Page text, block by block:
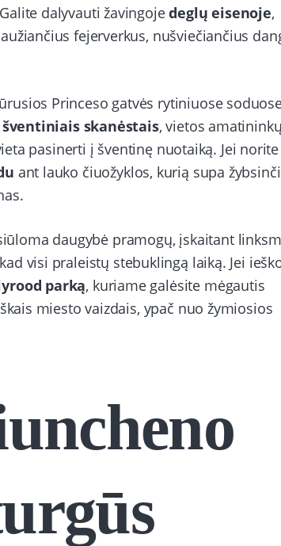
dalyvauti žavingojedeglų eisenoje,
fejerverkus, nušviečiančius
Princeso gatvės rytiniuose
šventiniais skanėstais, vietos amatininkų
pasinerti į šventinę nuotaiką. Jei norite
ant lauko čiuožyklos, kurią supa
daugybė pramogų, įskaitant
visi praleistų stebuklingą laiką. Jei
parką, kuriame galėsite mėgautis
miesto vaizdais, ypač nuo žymiosios